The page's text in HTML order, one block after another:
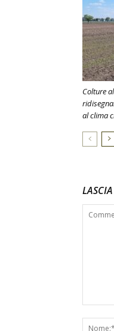
Colture
al clima